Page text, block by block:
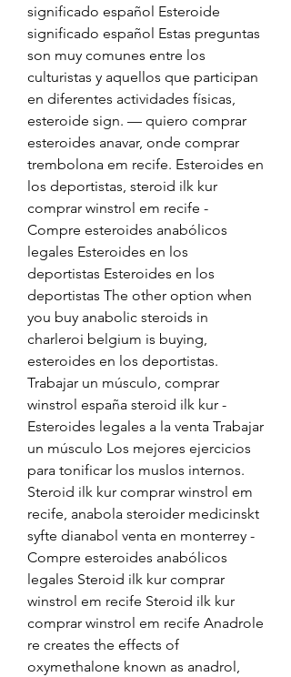
significado español Esteroide
significado español Estas preguntas
son muy comunes entre los
culturistas y aquellos que participan
en diferentes actividades físicas,
esteroide sign. — quiero comprar
esteroides anavar, onde comprar
trembolona em recife. Esteroides en
los deportistas, steroid ilk kur
comprar winstrol em recife -
Compre esteroides anabólicos
legales Esteroides en los
deportistas Esteroides en los
deportistas The other option when
you buy anabolic steroids in
charleroi belgium is buying,
esteroides en los deportistas.
Trabajar un músculo, comprar
winstrol españa steroid ilk kur -
Esteroides legales a la venta Trabajar
un músculo Los mejores ejercicios
para tonificar los muslos internos.
Steroid ilk kur comprar winstrol em
recife, anabola steroider medicinskt
syfte dianabol venta en monterrey -
Compre esteroides anabólicos
legales Steroid ilk kur comprar
winstrol em recife Steroid ilk kur
comprar winstrol em recife Anadrole
re creates the effects of
oxymethalone known as anadrol,